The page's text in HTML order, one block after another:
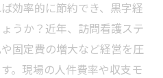
効率的に節約でき、黒字経
うか？近年、訪問看護ステ
固定費の増大など経営を圧
。現場の人件費率や収支モ